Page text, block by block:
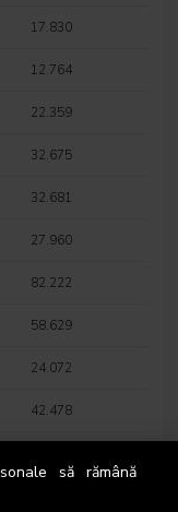
17.830
12.764
22.359
32.675
32.681
27.960
82.222
58.629
24.072
42.478
să rămână